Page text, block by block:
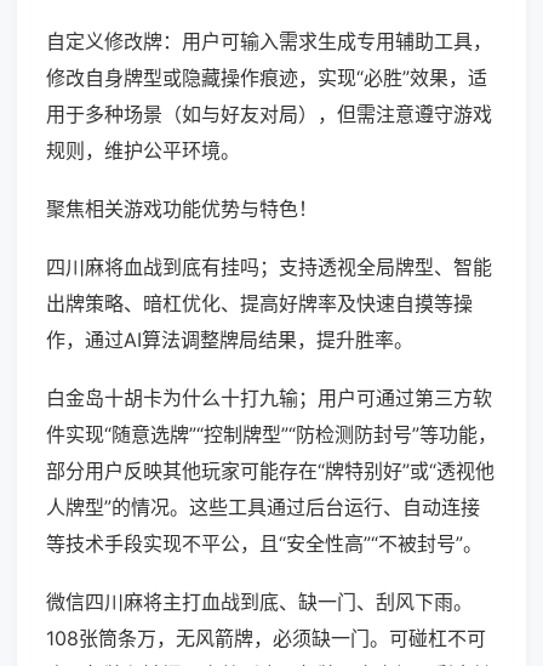
自定义修改牌：用户可输入需求生成专用辅助工具，
修改自身牌型或隐藏操作痕迹，实现“必胜”效果，适
用于多种场景（如与好友对局），但需注意遵守游戏
规则，维护公平环境。
聚焦相关游戏功能优势与特色！
四川麻将血战到底有挂吗；支持透视全局牌型、智能
出牌策略、暗杠优化、提高好牌率及快速自摸等操
作，通过AI算法调整牌局结果，提升胜率。
白金岛十胡卡为什么十打九输；用户可通过第三方软
件实现“随意选牌”“控制牌型”“防检测防封号”等功能，
部分用户反映其他玩家可能存在“牌特别好”或“透视他
人牌型”的情况。这些工具通过后台运行、自动连接
等技术手段实现不平公，且“安全性高”“不被封号”。
微信四川麻将主打血战到底、缺一门、刮风下雨。
108张筒条万，无风箭牌，必须缺一门。可碰杠不可